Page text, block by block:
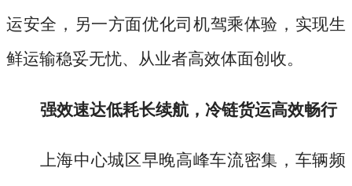
运安全，另一方面优化司机驾乘体验，实现生
鲜运输稳妥无忧、从业者高效体面创收。
强效速达低耗长续航，冷链货运高效畅行
上海中心城区早晚高峰车流密集，车辆频